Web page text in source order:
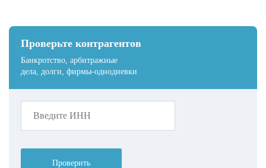
Проверьте контрагентов
Банкротство, арбитражные
дела, долги, фирмы-однодневки
Проверить